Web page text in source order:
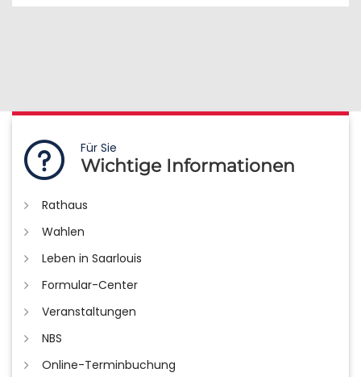
Für Sie
Wichtige Informationen
Rathaus
Wahlen
Leben in Saarlouis
Formular-Center
Veranstaltungen
NBS
Online-Terminbuchung